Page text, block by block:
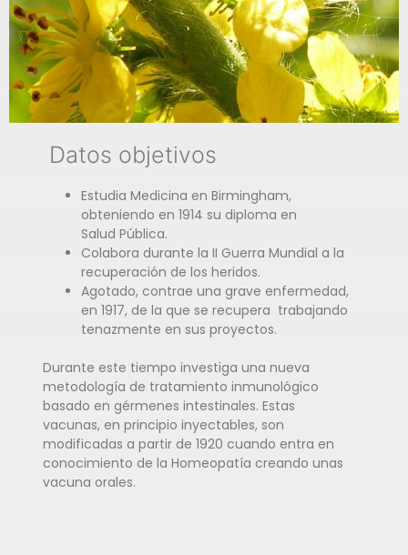
Datos objetivos
Estudia Medicina en Birmingham,
obteniendo en 1914 su diploma en
Salud Pública.
Colabora durante la II Guerra Mundial a la
recuperación de los heridos.
Agotado, contrae una grave enfermedad,
en 1917, de la que se recupera trabajando
tenazmente en sus proyectos.
Durante este tiempo investiga una nueva
metodología de tratamiento inmunológico
basado en gérmenes intestinales. Estas
vacunas, en principio inyectables, son
modificadas a partir de 1920 cuando entra en
conocimiento de la Homeopatía creando unas
vacuna orales.